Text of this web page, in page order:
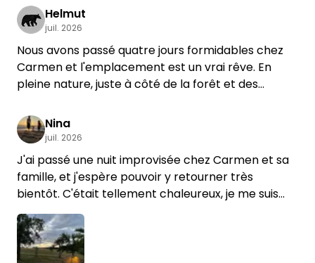
Helmut
juil. 2026
Nous avons passé quatre jours formidables chez
Carmen et l'emplacement est un vrai rêve. En
pleine nature, juste à côté de la forêt et des
et très accueillants. Les moutons, les poules, les
canards et les chevaux sont géniaux. Nous
aimerions beaucoup revenir.
Nina
juil. 2026
J'ai passé une nuit improvisée chez Carmen et sa
famille, et j'espère pouvoir y retourner très
bientôt. C'était tellement chaleureux, je me suis
tout de suite sentie à l'aise. Et les moutons… j'ai eu
le coup de foudre ! :-)